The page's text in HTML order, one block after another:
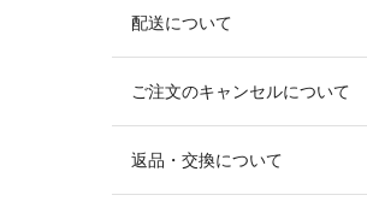
配送について
ご注文のキャンセルについて
返品・交換について